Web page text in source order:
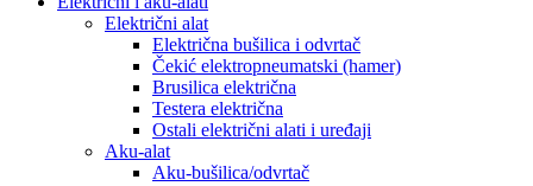
Električni alat
Električna bušilica i odvrtač
Čekić elektropneumatski (hamer)
Brusilica električna
Testera električna
Ostali električni alati i uređaji
Aku-alat
Aku-bušilica/odvrtač